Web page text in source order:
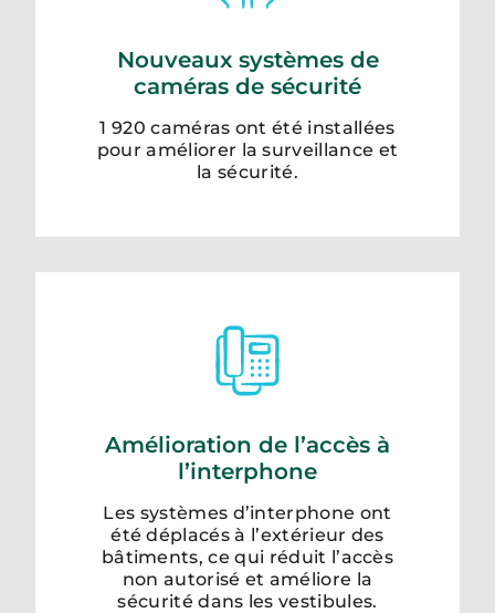
Nouveaux systèmes de
caméras de sécurité
1 920 caméras ont été installées
pour améliorer la surveillance et
la sécurité.
Amélioration de l’accès à
l’interphone
Les systèmes d’interphone ont
été déplacés à l’extérieur des
bâtiments, ce qui réduit l’accès
non autorisé et améliore la
sécurité dans les vestibules.